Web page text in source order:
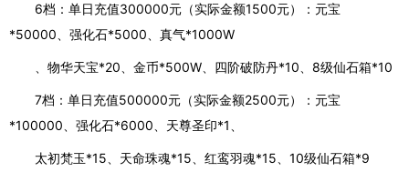
6档：单日充值300000元（实际金额1500元）：元宝
*50000、强化石*5000、真气*1000W
、物华天宝*20、金币*500W、四阶破防丹*10、8级仙石箱*10
7档：单日充值500000元（实际金额2500元）：元宝
*100000、强化石*6000、天尊圣印*1、
太初梵玉*15、天命珠魂*15、红鸾羽魂*15、10级仙石箱*9